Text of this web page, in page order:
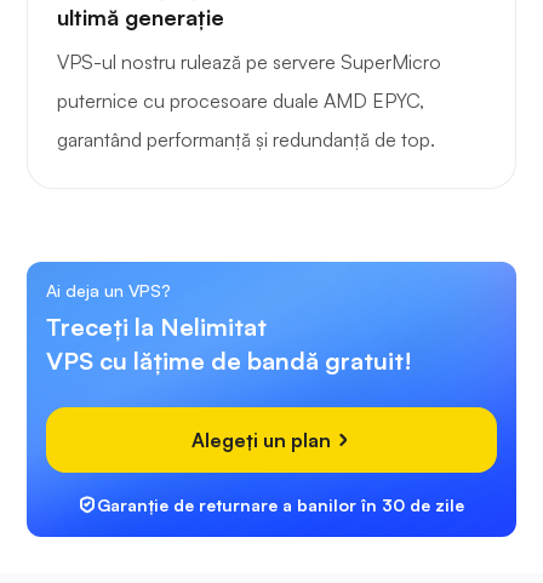
ultimă generație
VPS-ul nostru rulează pe servere SuperMicro
puternice cu procesoare duale AMD EPYC,
garantând performanță și redundanță de top.
Ai deja un VPS?
Treceți la Nelimitat
VPS cu lățime de bandă gratuit!
Alegeți un plan
Garanție de returnare a banilor în 30 de zile